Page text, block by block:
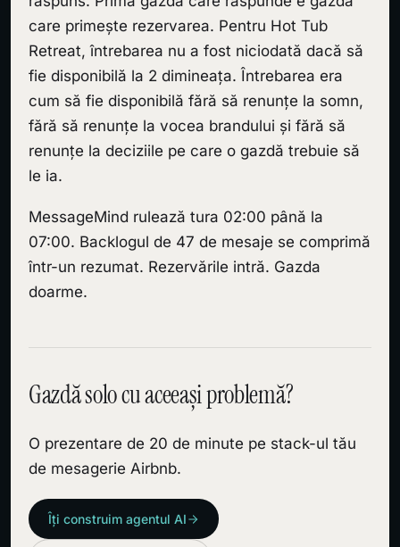
care primește rezervarea. Pentru Hot Tub
Retreat, întrebarea nu a fost niciodată dacă să
fie disponibilă la 2 dimineața. Întrebarea era
cum să fie disponibilă fără să renunțe la somn,
fără să renunțe la vocea brandului și fără să
renunțe la deciziile pe care o gazdă trebuie să
le ia.
MessageMind rulează tura 02:00 până la
07:00. Backlogul de 47 de mesaje se comprimă
într-un rezumat. Rezervările intră. Gazda
doarme.
Gazdă solo cu aceeași problemă?
O prezentare de 20 de minute pe stack-ul tău
de mesagerie Airbnb.
Îți construim agentul AI